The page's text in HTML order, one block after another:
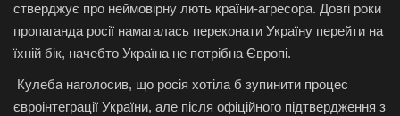
стверджує про неймовірну лють країни-агресора. Довгі роки
пропаганда росії намагалась переконати Україну перейти на
їхній бік, начебто Україна не потрібна Європі.
Кулеба наголосив, що росія хотіла б зупинити процес
євроінтеграції України, але після офіційного підтвердження з